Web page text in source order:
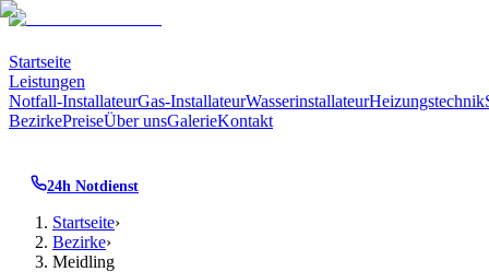
Startseite
Leistungen
Notfall-InstallateurGas-InstallateurWasserinstallateurHeizungstechnik
BezirkePreiseÜber unsGalerieKontakt
24h Notdienst
Startseite›
Bezirke›
Meidling